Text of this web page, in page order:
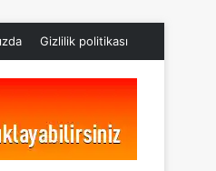
Gizlilik politikası